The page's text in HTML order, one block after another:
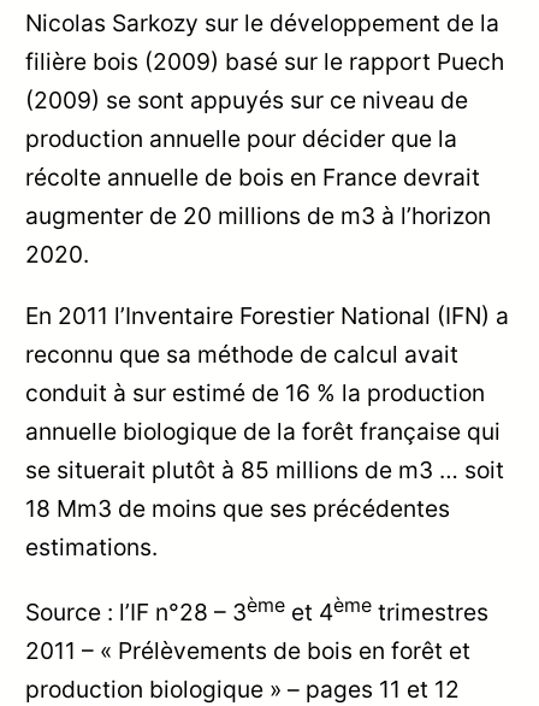
Nicolas Sarkozy sur le développement de la
filière bois (2009) basé sur le rapport Puech
(2009) se sont appuyés sur ce niveau de
production annuelle pour décider que la
récolte annuelle de bois en France devrait
augmenter de 20 millions de m3 à l’horizon
2020.
En 2011 l’Inventaire Forestier National (IFN) a
reconnu que sa méthode de calcul avait
conduit à sur estimé de 16 % la production
annuelle biologique de la forêt française qui
se situerait plutôt à 85 millions de m3 … soit
18 Mm3 de moins que ses précédentes
estimations.
Source : l’IF n°28 – 3ème et 4ème trimestres
2011 – « Prélèvements de bois en forêt et
production biologique » – pages 11 et 12